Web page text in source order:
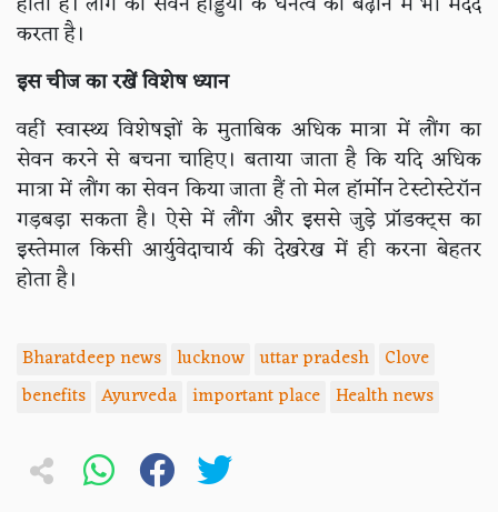
करता है।
इस चीज का रखें विशेष ध्यान
वहीं स्वास्थ्य विशेषज्ञों के मुताबिक अधिक मात्रा में लौंग का
सेवन करने से बचना चाहिए। बताया जाता है कि यदि अधिक
मात्रा में लौंग का सेवन किया जाता हैं तो मेल हॉर्मोन टेस्टोस्टेरॉन
गड़बड़ा सकता है। ऐसे में लौंग और इससे जुड़े प्रॉडक्ट्स का
इस्तेमाल किसी आर्युवेदाचार्य की देखरेख में ही करना बेहतर
होता है।
Bharatdeep news lucknow uttar pradesh Clove
benefits Ayurveda important place Health news